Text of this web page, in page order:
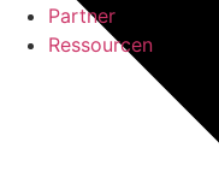
Partner
Ressourcen